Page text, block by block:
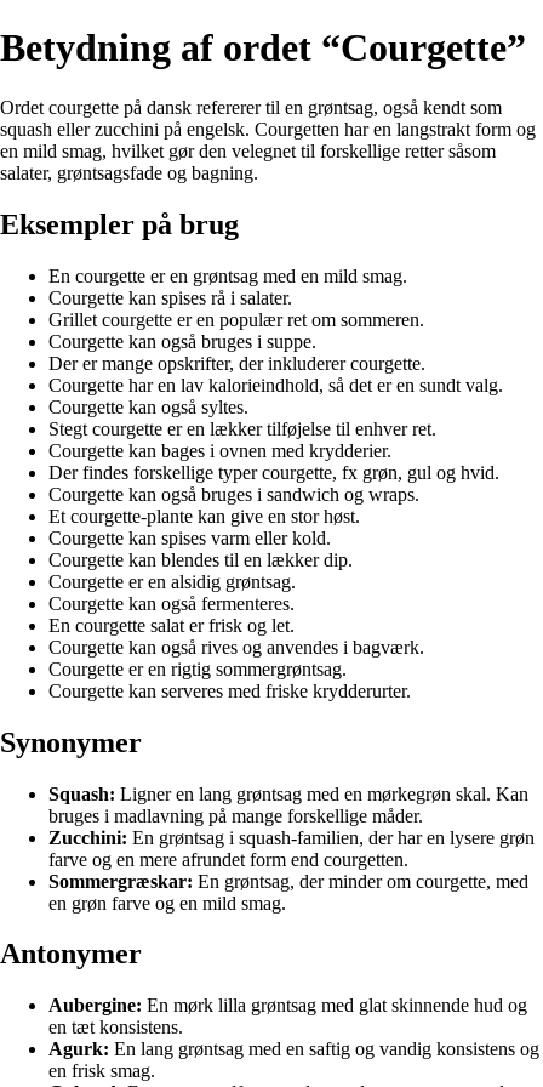
Betydning af ordet “Courgette”
Ordet courgette på dansk refererer til en grøntsag, også kendt som
squash eller zucchini på engelsk. Courgetten har en langstrakt form og
en mild smag, hvilket gør den velegnet til forskellige retter såsom
salater, grøntsagsfade og bagning.
Eksempler på brug
En courgette er en grøntsag med en mild smag.
Courgette kan spises rå i salater.
Grillet courgette er en populær ret om sommeren.
Courgette kan også bruges i suppe.
Der er mange opskrifter, der inkluderer courgette.
Courgette har en lav kalorieindhold, så det er en sundt valg.
Courgette kan også syltes.
Stegt courgette er en lækker tilføjelse til enhver ret.
Courgette kan bages i ovnen med krydderier.
Der findes forskellige typer courgette, fx grøn, gul og hvid.
Courgette kan også bruges i sandwich og wraps.
Et courgette-plante kan give en stor høst.
Courgette kan spises varm eller kold.
Courgette kan blendes til en lækker dip.
Courgette er en alsidig grøntsag.
Courgette kan også fermenteres.
En courgette salat er frisk og let.
Courgette kan også rives og anvendes i bagværk.
Courgette er en rigtig sommergrøntsag.
Courgette kan serveres med friske krydderurter.
Synonymer
Squash: Ligner en lang grøntsag med en mørkegrøn skal. Kan
bruges i madlavning på mange forskellige måder.
Zucchini: En grøntsag i squash-familien, der har en lysere grøn
farve og en mere afrundet form end courgetten.
Sommergræskar: En grøntsag, der minder om courgette, med
en grøn farve og en mild smag.
Antonymer
Aubergine: En mørk lilla grøntsag med glat skinnende hud og
en tæt konsistens.
Agurk: En lang grøntsag med en saftig og vandig konsistens og
en frisk smag.